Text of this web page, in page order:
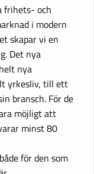
frihets- och
i modern
skapar vi en
Det nya
nya
yrkesliv, till ett
bransch. För de
möjligt att
minst 80
för den som